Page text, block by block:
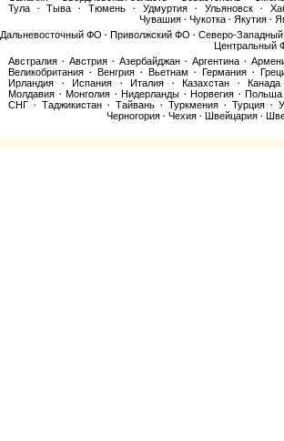
Тула
· Тыва · Тюмень · Удмуртия · Ульяновск ·
Чувашия · Чукотка · Якутия ·
Дальневосточный ФО · Приволжский ФО · Северо-
Центральный
Австралия · Австрия · Азербайджан · Аргентина ·
Великобритания · Венгрия · Вьетнам · Германия ·
Ирландия
· Испания · Италия · Казахстан ·
Канада
Молдавия · Монголия · Нидерланды · Норвегия · Польша
СНГ · Таджикистан · Тайвань · Туркмения · Турция ·
Черногория · Чехия · Швейцария ·